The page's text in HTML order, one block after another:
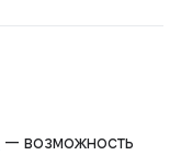
— возможность